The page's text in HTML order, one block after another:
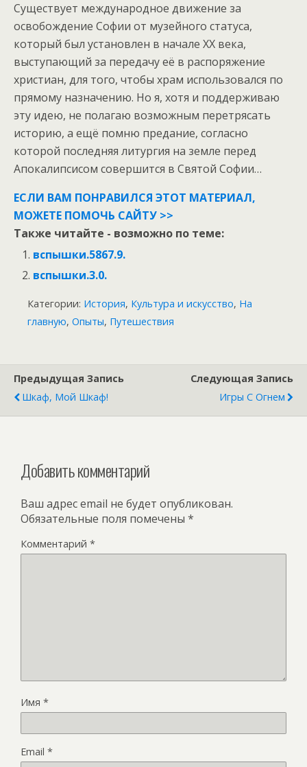
Существует международное движение за
освобождение Софии от музейного статуса,
который был установлен в начале XX века,
выступающий за передачу её в распоряжение
христиан, для того, чтобы храм использовался по
прямому назначению. Но я, хотя и поддерживаю
эту идею, не полагаю возможным перетрясать
историю, а ещё помню предание, согласно
которой последняя литургия на земле перед
Апокалипсисом совершится в Святой Софии…
ЕСЛИ ВАМ ПОНРАВИЛСЯ ЭТОТ МАТЕРИАЛ,
МОЖЕТЕ ПОМОЧЬ САЙТУ >>
Также читайте - возможно по теме:
вспышки.5867.9.
вспышки.3.0.
Категории: История, Культура и искусство, На
главную, Опыты, Путешествия
Предыдущая Запись
Шкаф, Мой Шкаф!
Следующая Запись
Игры С Огнем
Добавить комментарий
Ваш адрес email не будет опубликован.
Обязательные поля помечены *
Комментарий *
Имя *
Email *